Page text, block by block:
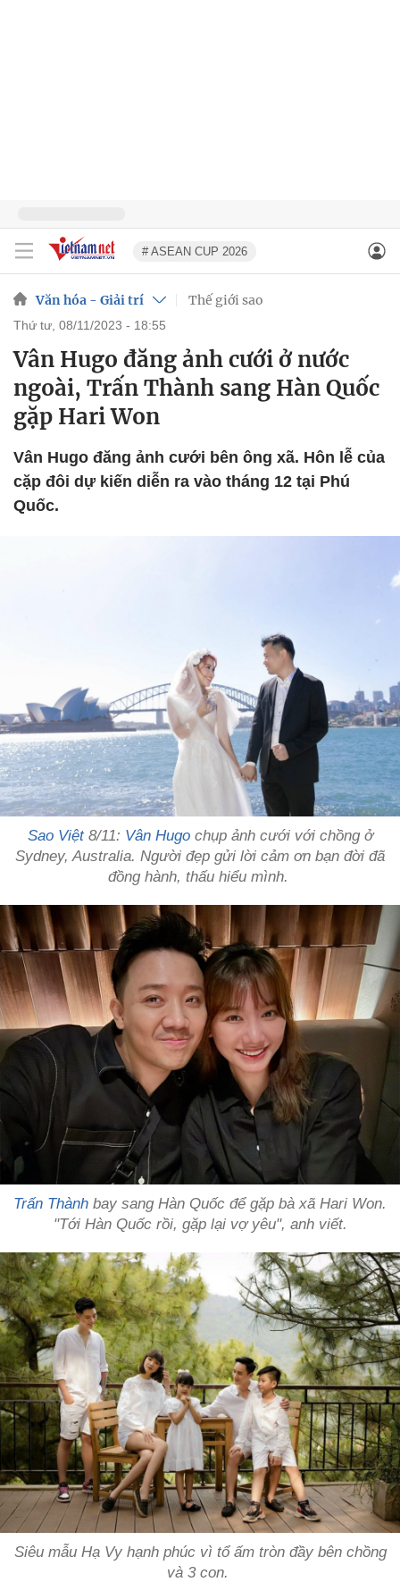
# ASEAN CUP 2026
Văn hóa - Giải trí Thế giới sao
thứ tư, 08/11/2023 - 18:55
Vân Hugo đăng ảnh cưới ở nước
ngoài, Trấn Thành sang Hàn Quốc
gặp Hari Won
Vân Hugo đăng ảnh cưới bên ông xã. Hôn lễ của
cặp đôi dự kiến diễn ra vào tháng 12 tại Phú
Quốc.
Sao Việt8/11: Vân Hugochụp ảnh cưới với chồng ở
Sydney, Australia. Người đẹp gửi lời cảm ơn bạn đời đã
đồng hành, thấu hiểu mình.
Trấn Thành bay sang Hàn Quốc để gặp bà xã Hari Won.
"Tới Hàn Quốc rồi, gặp lại vợ yêu", anh viết.
Siêu mẫu Hạ Vy hạnh phúc vì tổ ấm tròn đầy bên chồng
và 3 con.